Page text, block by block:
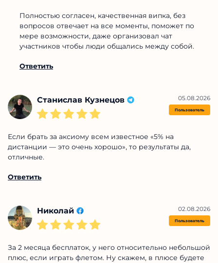
Полностью согласен, качественная випка, без
вопросов отвечает на все моменты, поможет по
мере возможности, даже организовал чат
участников чтобы люди общались между собой.
Ответить
Станислав Кузнецов
Пользователь
05.08.2026
Если брать за аксиому всем известное «5% на
дистанции — это очень хорошо», то результаты да,
отличные.
Ответить
Николай
Пользователь
02.08.2026
За 2 месяца бесплаток, у него относительно небольшой
плюс, если играть флетом. Ну скажем, в плюсе будете